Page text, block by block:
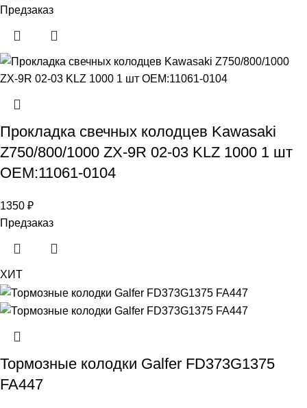
Предзаказ
Прокладка свечных колодцев Kawasaki
Z750/800/1000 ZX-9R 02-03 KLZ 1000 1 шт
OEM:11061-0104
1350 ₽
Предзаказ
ХИТ
Тормозные колодки Galfer FD373G1375
FA447